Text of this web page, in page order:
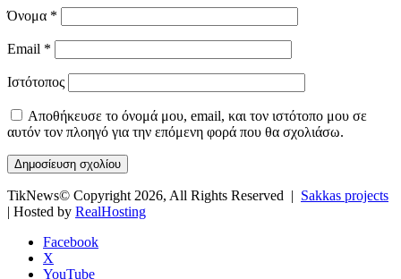
Όνομα *
Email *
Ιστότοπος
Αποθήκευσε το όνομά μου, email, και τον ιστότοπο μου σε
αυτόν τον πλοηγό για την επόμενη φορά που θα σχολιάσω.
TikNews© Copyright 2026, All Rights Reserved | Sakkas projects
| Hosted by RealHosting
Facebook
X
YouTube